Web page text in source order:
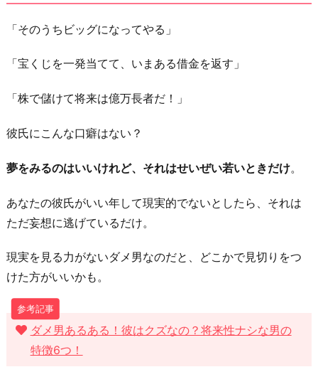
だ
し
い？
お
り
に
「そのうちビッグになってやる」
「宝くじを一発当てて、いまある借金を返す」
「株で儲けて将来は億万長者だ！」
彼氏にこんな口癖はない？
夢をみるのはいいけれど、それはせいぜい若いときだけ。
あなたの彼氏がいい年して現実的でないとしたら、それは
ただ妄想に逃げているだけ。
現実を見る力がないダメ男なのだと、どこかで見切りをつ
けた方がいいかも。
ダメ男あるある！彼はクズなの？将来性ナシな男の
特徴6つ！